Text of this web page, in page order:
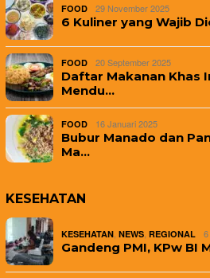
FOOD 29 November 2025
6 Kuliner yang Wajib
FOOD 20 September 2025
Daftar Makanan Khas
Mendu…
FOOD 16 Januari 2025
Bubur Manado dan
Ma…
KESEHATAN
KESEHATAN NEWS REGIONAL
Gandeng PMI, KPw BI